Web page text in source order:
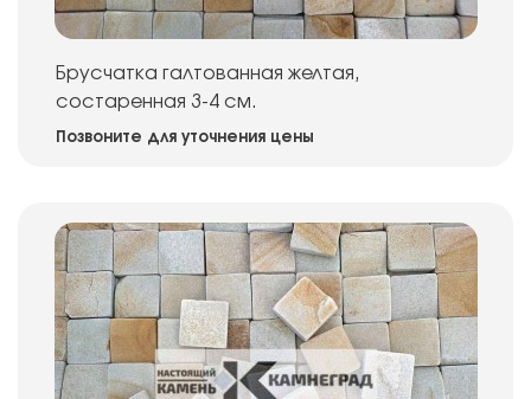
Брусчатка галтованная желтая,
состаренная 3-4 см.
Позвоните для уточнения цены